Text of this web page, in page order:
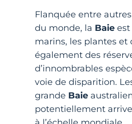
Flanquée entre
du monde, la Baie est
marins, les plantes et
également des
d’innombrables
voie de disparition.
grande Baie
potentiellement